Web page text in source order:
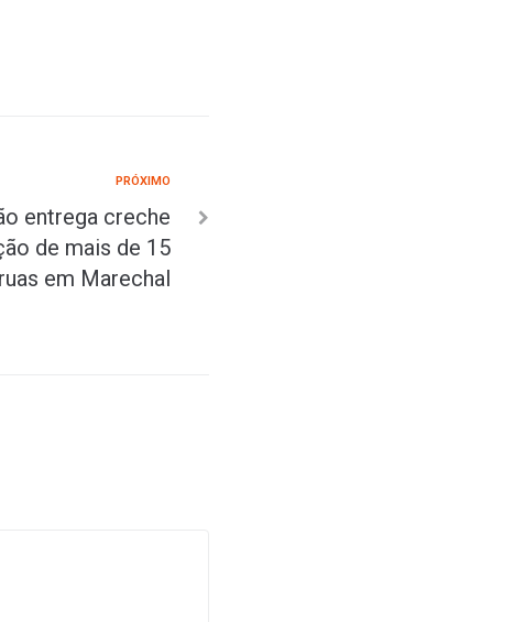
PRÓXIMO
entrega creche
de mais de 15
ruas em Marechal